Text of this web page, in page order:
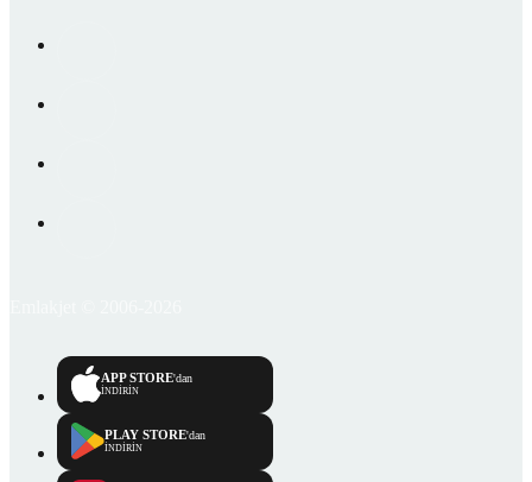
APP STORE'dan
İNDİRİN
PLAY STORE'dan
İNDİRİN